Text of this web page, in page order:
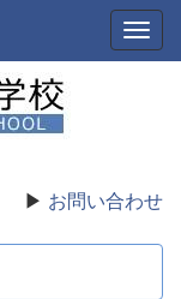
▶ お問い合わせ